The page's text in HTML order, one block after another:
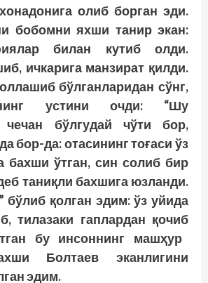
олиб борган эди.
бобомни яхши танир экан:
билан кутиб олди.
ичкарига манзират қилди.
бўлганларидан сўнг,
устини очди: “Шу
чечан бўлгудай чўти бор,
бор-да: отасининг тоғаси ўз
бахши ўтган, син солиб бир
таниқли бахшига юзланди.
бўлиб қолган эдим: ўз уйида
тилазаки гаплардан қочиб
бу инсоннинг машҳур
Болтаев эканлигини
эдим.